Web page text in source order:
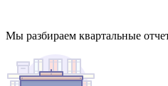
Мы разбираем квартальные